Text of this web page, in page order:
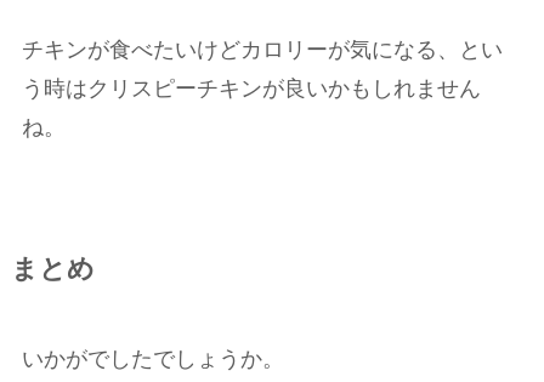
チキンが食べたいけどカロリーが気になる、とい
う時はクリスピーチキンが良いかもしれません
ね。
まとめ
いかがでしたでしょうか。